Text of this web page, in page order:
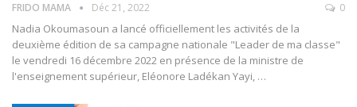
FRIDO MAMA Déc 21, 2022 0
Nadia Okoumasoun a lancé officiellement les activités de la
deuxième édition de sa campagne nationale "Leader de ma classe"
le vendredi 16 décembre 2022 en présence de la ministre de
l'enseignement supérieur, Eléonore Ladékan Yayi, …